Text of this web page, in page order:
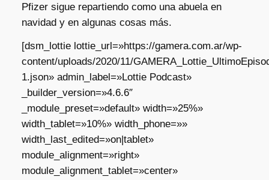
Pfizer sigue repartiendo como una abuela en
navidad y en algunas cosas más.
[dsm_lottie lottie_url=»https://gamera.com.ar/wp-
content/uploads/2020/11/
1.json» admin_label=»Lottie Podcast»
_builder_version=»4.6.6″
_module_preset=»default» width=»25%»
width_tablet=»10%» width_phone=»»
width_last_edited=»on|tablet»
module_alignment=»right»
module_alignment_tablet=»center»